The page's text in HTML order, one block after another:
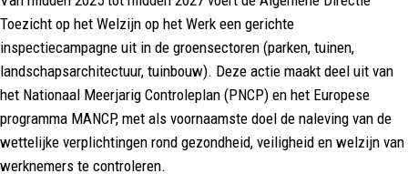
Toezicht op het Welzijn op het Werk een gerichte
inspectiecampagne uit in de groensectoren (parken, tuinen,
landschapsarchitectuur, tuinbouw). Deze actie maakt deel uit van
het Nationaal Meerjarig Controleplan (PNCP) en het Europese
programma MANCP, met als voornaamste doel de naleving van de
wettelijke verplichtingen rond gezondheid, veiligheid en welzijn van
werknemers te controleren.